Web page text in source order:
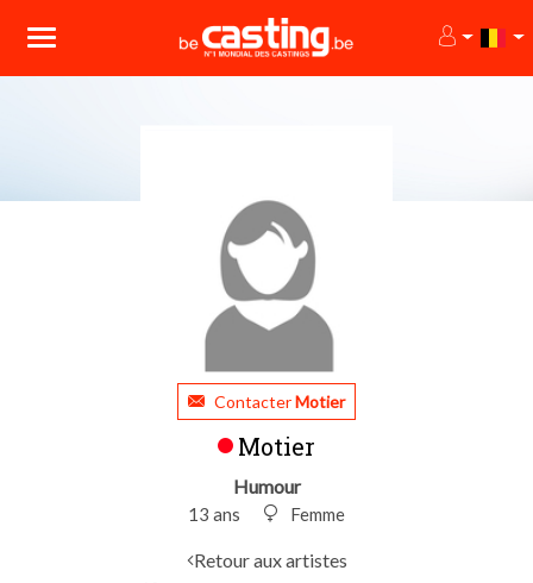
ContacterMotier
Motier
Humour
13 ans Femme
Retour aux artistes